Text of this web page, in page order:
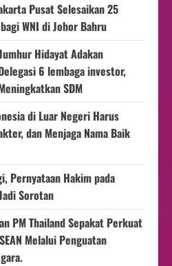
Pusat Selesaikan 25
WNI di Johor Bahru
Hidayat Adakan
6 lembaga investor,
SDM
di Luar Negeri Harus
dan Menjaga Nama Baik
Pernyataan Hakim pada
Sorotan
PM Thailand Sepakat Perkuat
Melalui Penguatan